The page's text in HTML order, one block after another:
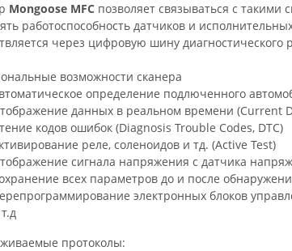
Mongoose MFC позволяет связываться с такими
работоспособность датчиков и
через цифровую шину диагностического
возможности сканера
определение подлюченного
данных в реальном времени (Current
кодов ошибок (Diagnosis Trouble Codes, DTC)
реле, соленоидов и тд. (Active Test)
сигнала напряжения с датчика
всех параметров до и после
электронных блоков
протоколы: